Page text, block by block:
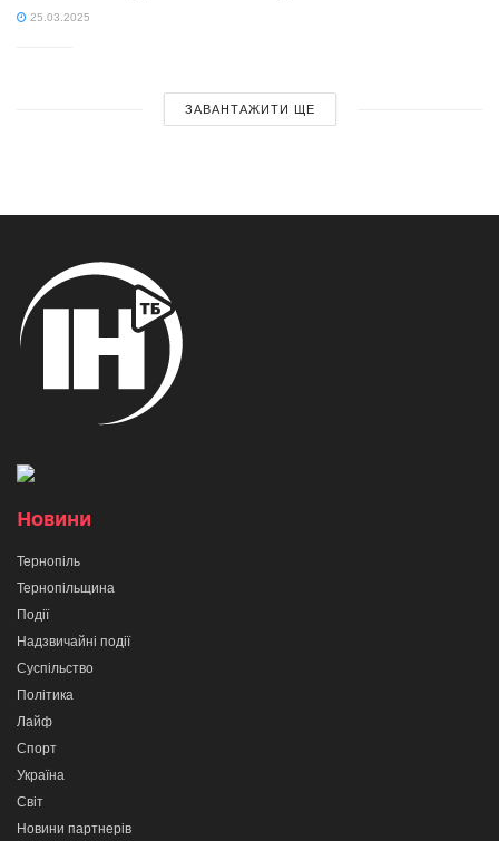
25.03.2025
ЗАВАНТАЖИТИ ЩЕ
Новини
Тернопіль
Тернопільщина
Події
Надзвичайні події
Суспільство
Політика
Лайф
Спорт
Україна
Світ
Новини партнерів